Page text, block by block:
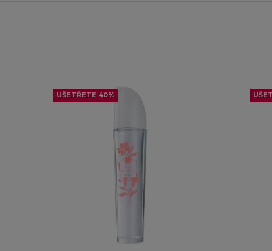
UŠETŘETE 40%